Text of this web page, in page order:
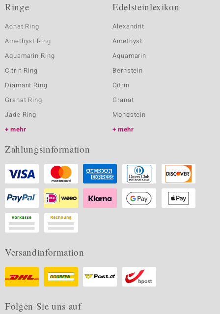
Ringe
Achat Ring
Amethyst Ring
Aquamarin Ring
Citrin Ring
Diamant Ring
Granat Ring
Jade Ring
mehr
Edelsteinlexikon
Alexandrit
Amethyst
Aquamarin
Bernstein
Citrin
Granat
Mondstein
mehr
Zahlungsinformation
Versandinformation
Folgen Sie uns auf